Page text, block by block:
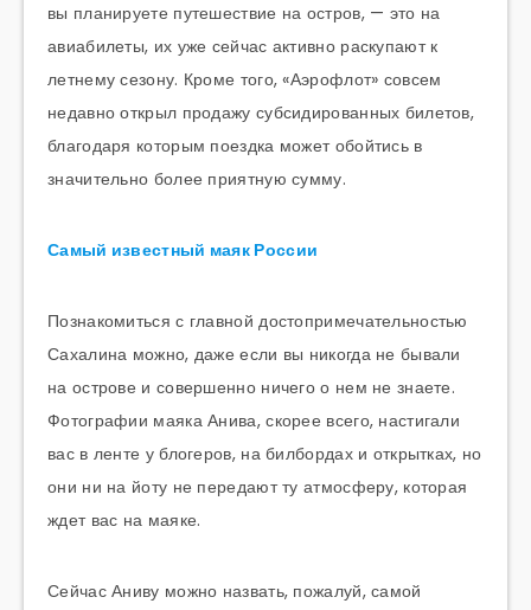
вы планируете путешествие на остров, — это на
авиабилеты, их уже сейчас активно раскупают к
летнему сезону. Кроме того, «Аэрофлот» совсем
недавно открыл продажу субсидированных билетов,
благодаря которым поездка может обойтись в
значительно более приятную сумму.
Самый известный маяк России
Познакомиться с главной достопримечательностью
Сахалина можно, даже если вы никогда не бывали
на острове и совершенно ничего о нем не знаете.
Фотографии маяка Анива, скорее всего, настигали
вас в ленте у блогеров, на билбордах и открытках, но
они ни на йоту не передают ту атмосферу, которая
ждет вас на маяке.
Сейчас Аниву можно назвать, пожалуй, самой